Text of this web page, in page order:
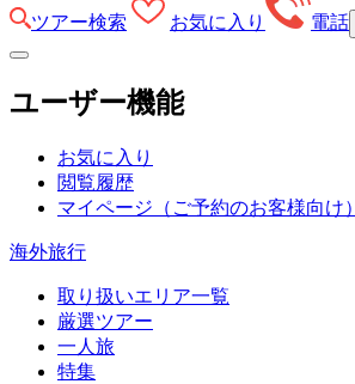
ツアー検索 お気に入り 電話
ユーザー機能
お気に入り
閲覧履歴
マイページ （ご予約のお客様向け）
海外旅行
取り扱いエリア一覧
厳選ツアー
一人旅
特集